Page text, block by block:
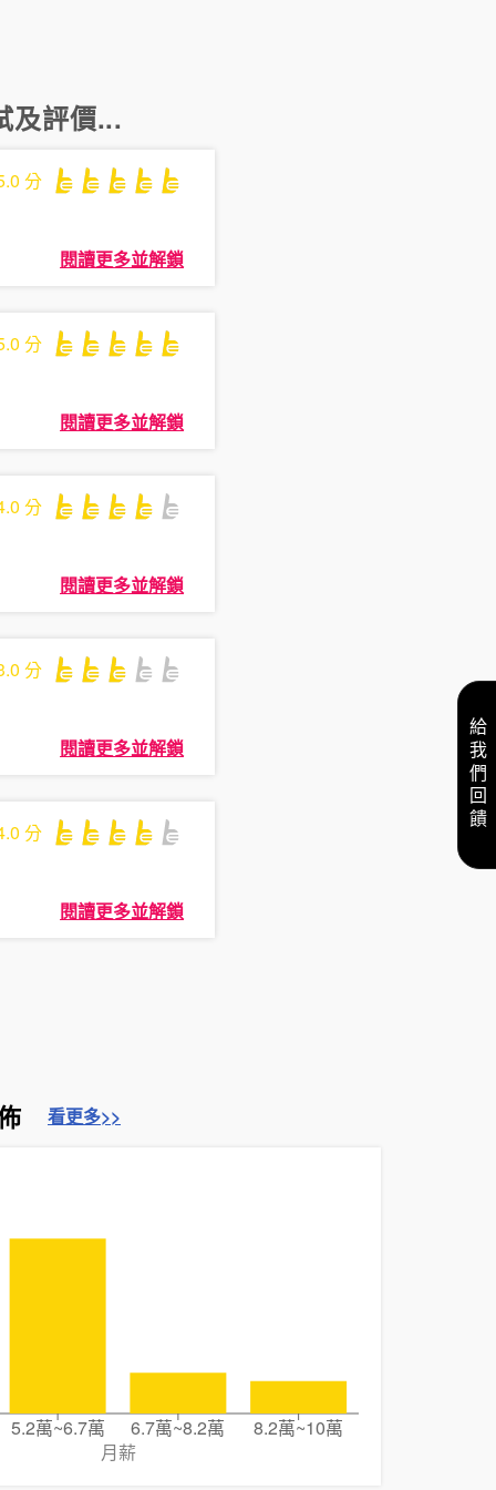
及評價...
分
閱讀更多並解鎖
分
閱讀更多並解鎖
分
閱讀更多並解鎖
分
閱讀更多並解鎖
分
閱讀更多並解鎖
看更多>>
5.2萬~6.7萬 6.7萬~8.2萬
8.2萬~10萬
月薪
給我們回饋